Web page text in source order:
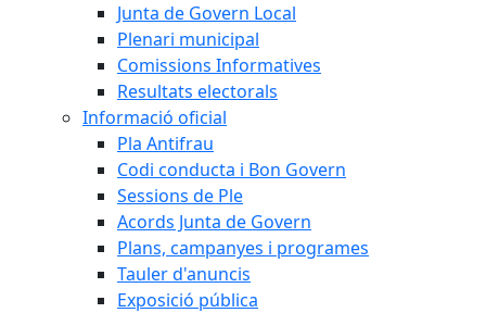
Junta de Govern Local
Plenari municipal
Comissions Informatives
Resultats electorals
Informació oficial
Pla Antifrau
Codi conducta i Bon Govern
Sessions de Ple
Acords Junta de Govern
Plans, campanyes i programes
Tauler d'anuncis
Exposició pública